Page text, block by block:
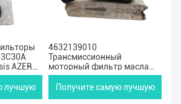
AZERA
лучшую
4632139010
Трансмиссионный
моторный фильтр масла
46321-39010 Elantra
Hyundai Sonata Oil Filter
Получите самую лучшую